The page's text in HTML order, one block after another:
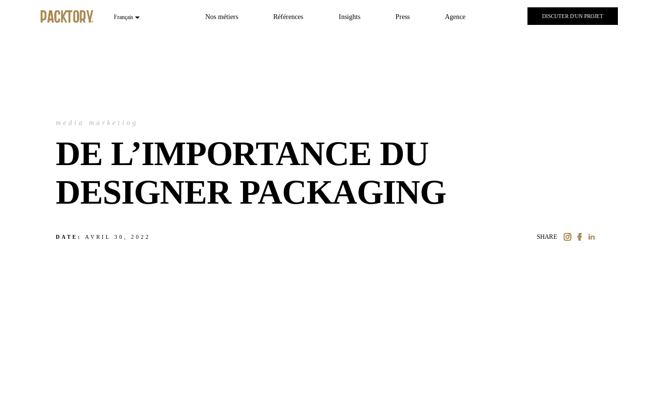
Nos métiers Références Insights Press Agence DISCUTER D'UN PROJET
media marketing
DE L’IMPORTANCE DU
DESIGNER PACKAGING
DATE: AVRIL 30, 2022 SHARE